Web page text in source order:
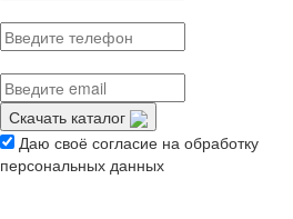
Скачать каталог
Даю своё согласие на обработку
персональных данных